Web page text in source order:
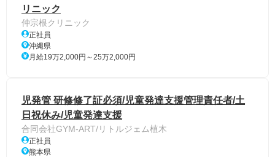
リニック
仲宗根クリニック
正社員
沖縄県
月給19万2,000円～25万2,000円
児発管 研修修了証必須/児童発達支援管理責任者/土
日祝休み/児童発達支援
合同会社GYM-ART/リトルジェム植木
正社員
熊本県